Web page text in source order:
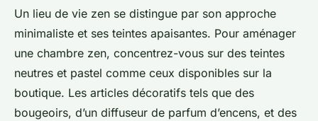
Un lieu de vie zen se distingue par son approche
minimaliste et ses teintes apaisantes. Pour aménager
une chambre zen, concentrez-vous sur des teintes
neutres et pastel comme ceux disponibles sur la
boutique. Les articles décoratifs tels que des
bougeoirs, d’un diffuseur de parfum d’encens, et des